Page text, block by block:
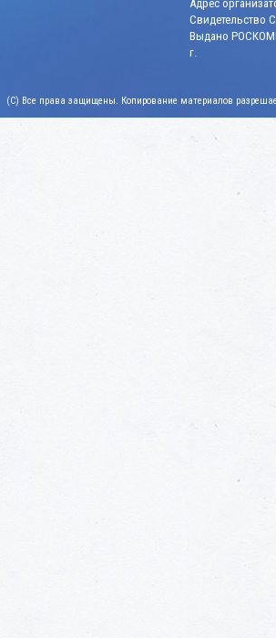
Адрес
Свидетельство
Выдано
г.
(C) Все права защищены. Копирование материалов